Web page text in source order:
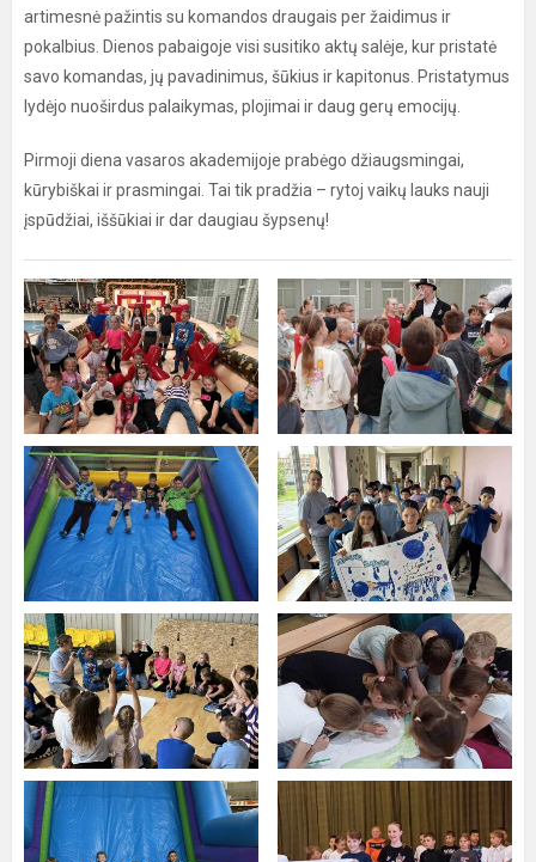
artimesnė pažintis su komandos draugais per žaidimus ir
pokalbius. Dienos pabaigoje visi susitiko aktų salėje, kur pristatė
savo komandas, jų pavadinimus, šūkius ir kapitonus. Pristatymus
lydėjo nuoširdus palaikymas, plojimai ir daug gerų emocijų.
Pirmoji diena vasaros akademijoje prabėgo džiaugsmingai,
kūrybiškai ir prasmingai. Tai tik pradžia – rytoj vaikų lauks nauji
įspūdžiai, iššūkiai ir dar daugiau šypsenų!